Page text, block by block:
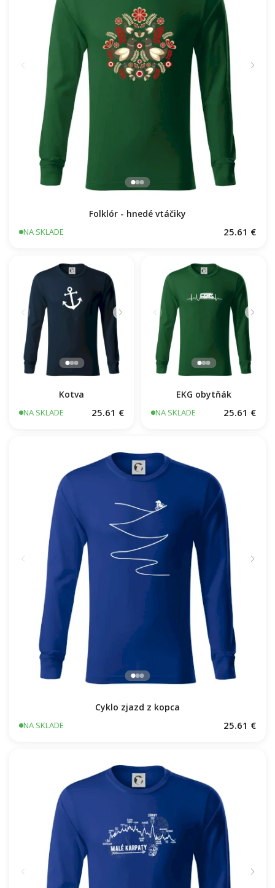
Folklór - hnedé vtáčiky
NA SKLADE 25.61 €
Kotva
NA SKLADE 25.61 €
EKG obytňák
NA SKLADE 25.61 €
Cyklo zjazd z kopca
NA SKLADE 25.61 €